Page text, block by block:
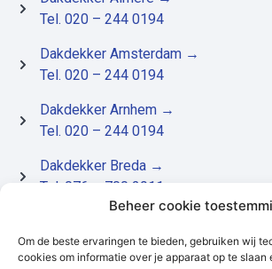
Beheer cookie
Om de beste ervaringen te bieden, gebruiken wij
cookies om informatie over je apparaat op te slaan
Tel. 020 – 244 0194
Dakdekker Amsterdam →
Tel. 020 – 244 0194
Dakdekker Arnhem →
Tel. 020 – 244 0194
Dakdekker Breda →
Tel. 076 – 700 2911
Tel. 078 – 204 9321